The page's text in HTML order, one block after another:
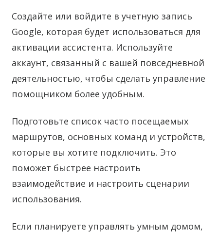
Создайте или войдите в учетную запись
Google, которая будет использоваться для
активации ассистента. Используйте
аккаунт, связанный с вашей повседневной
деятельностью, чтобы сделать управление
помощником более удобным.
Подготовьте список часто посещаемых
маршрутов, основных команд и устройств,
которые вы хотите подключить. Это
поможет быстрее настроить
взаимодействие и настроить сценарии
использования.
Если планируете управлять умным домом,